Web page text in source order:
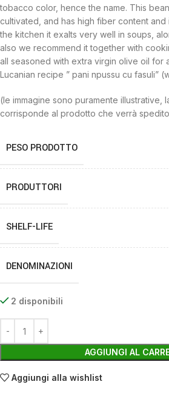
tobacco color, hence the name. This
cultivated, and has high fiber content and
the kitchen it exalts very well in soups,
also we recommend it together with
all seasoned with extra virgin olive oil for
Lucanian recipe ” pani npussu cu fasuli”
(le immagine sono puramente illustrative,
corrisponde al prodotto che verrà
PESO PRODOTTO
PRODUTTORI
SHELF-LIFE
DENOMINAZIONI
2 disponibili
AGGIUNGI AL
Aggiungi alla wishlist